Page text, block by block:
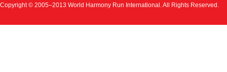
Copyright © 2005–2013 World Harmony Run International. All Rights Reserved.